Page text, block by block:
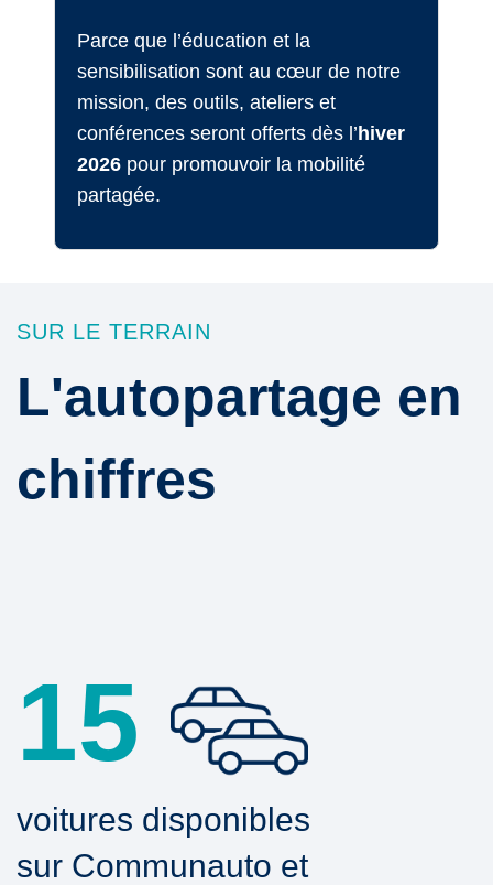
Parce que l’éducation et la
sensibilisation sont au cœur de notre
mission, des outils, ateliers et
conférences seront offerts dès l’hiver
2026 pour promouvoir la mobilité
partagée.
SUR LE TERRAIN
L'autopartage en
chiffres
15
voitures disponibles
sur Communauto et